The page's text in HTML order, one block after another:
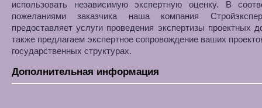
использовать независимую экспертную оценку. В
пожеланиями заказчика наша компания
предоставляет услуги проведения экспертизы проектных
также предлагаем экспертное сопровождение ваших
государственных структурах.
Дополнительная информация